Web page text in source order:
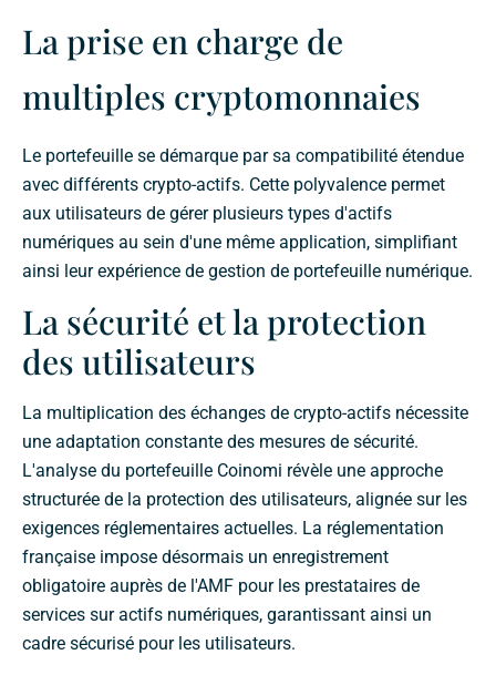
La prise en charge de
multiples cryptomonnaies
Le portefeuille se démarque par sa compatibilité étendue
avec différents crypto-actifs. Cette polyvalence permet
aux utilisateurs de gérer plusieurs types d'actifs
numériques au sein d'une même application, simplifiant
ainsi leur expérience de gestion de portefeuille numérique.
La sécurité et la protection
des utilisateurs
La multiplication des échanges de crypto-actifs nécessite
une adaptation constante des mesures de sécurité.
L'analyse du portefeuille Coinomi révèle une approche
structurée de la protection des utilisateurs, alignée sur les
exigences réglementaires actuelles. La réglementation
française impose désormais un enregistrement
obligatoire auprès de l'AMF pour les prestataires de
services sur actifs numériques, garantissant ainsi un
cadre sécurisé pour les utilisateurs.